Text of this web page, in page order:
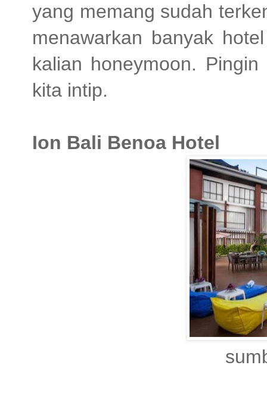
yang memang sudah
menawarkan banyak
kalian honeymoon.
kita intip.
Ion Bali Benoa Hotel